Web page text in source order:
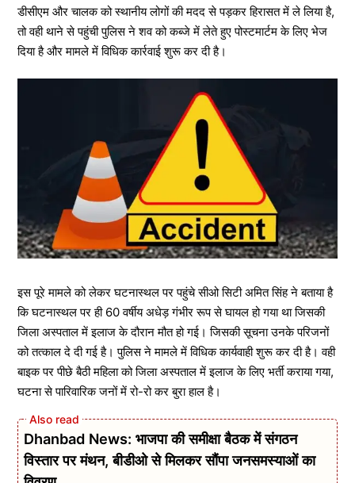
डीसीएम और चालक को स्थानीय लोगों की मदद से पड़कर हिरासत में ले लिया है,
तो वही थाने से पहुंची पुलिस ने शव को कब्जे में लेते हुए पोस्टमार्टम के लिए भेज
दिया है और मामले में विधिक कार्रवाई शुरू कर दी है।
इस पूरे मामले को लेकर घटनास्थल पर पहुंचे सीओ सिटी अमित सिंह ने बताया है
कि घटनास्थल पर ही 60 वर्षीय अधेड़ गंभीर रूप से घायल हो गया था जिसकी
जिला अस्पताल में इलाज के दौरान मौत हो गई। जिसकी सूचना उनके परिजनों
को तत्काल दे दी गई है। पुलिस ने मामले में विधिक कार्यवाही शुरू कर दी है। वही
बाइक पर पीछे बैठी महिला को जिला अस्पताल में इलाज के लिए भर्ती कराया गया,
घटना से पारिवारिक जनों में रो-रो कर बुरा हाल है।
Dhanbad News: भाजपा की समीक्षा बैठक में संगठन
विस्तार पर मंथन, बीडीओ से मिलकर सौंपा जनसमस्याओं का